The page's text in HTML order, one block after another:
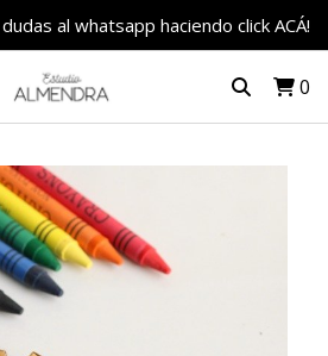
al whatsapp haciendo click ACÁ!
0